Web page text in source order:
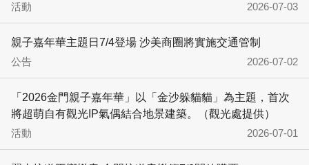
活動
2026-07-03
親子嘉年華主題日7/4登場 沙美商圈將實施交通管制
公告
2026-07-02
「2026金門親子嘉年華」以「金沙躲貓貓」為主題，首次
將超萌自有觀光IP氣偶結合地景建築。（觀光處提供）
活動
2026-07-01